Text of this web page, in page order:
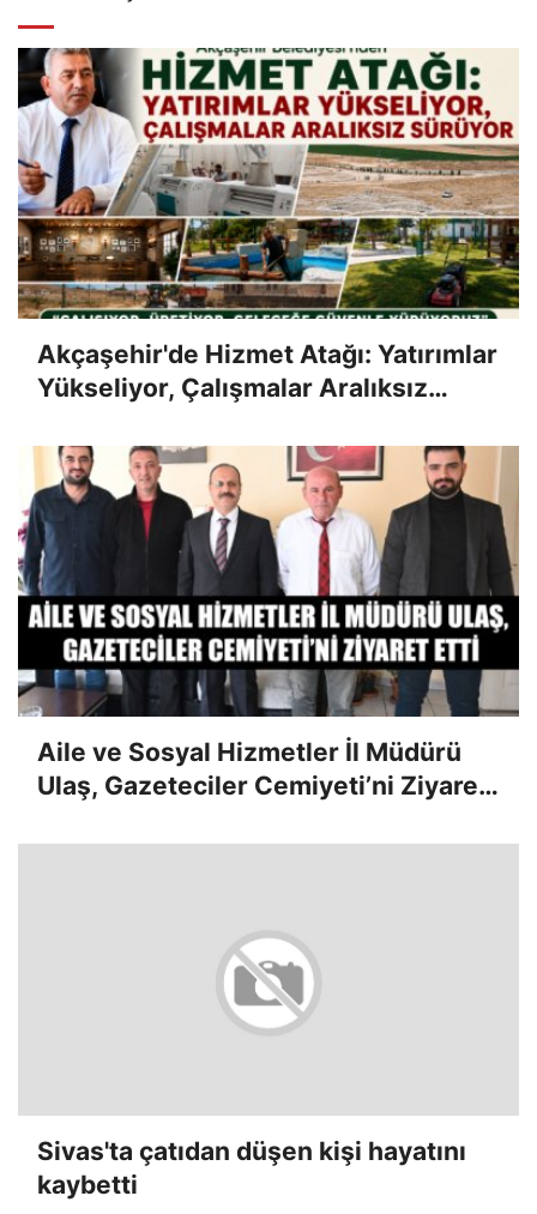
Akçaşehir'de Hizmet Atağı: Yatırımlar
Yükseliyor, Çalışmalar Aralıksız
Aile ve Sosyal Hizmetler İl Müdürü
Ulaş, Gazeteciler Cemiyeti’ni Ziyaret
Sivas'ta çatıdan düşen kişi hayatını
kaybetti